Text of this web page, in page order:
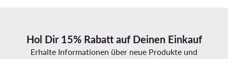
Hol Dir 15% Rabatt auf Deinen Einkauf
Erhalte Informationen über neue Produkte und